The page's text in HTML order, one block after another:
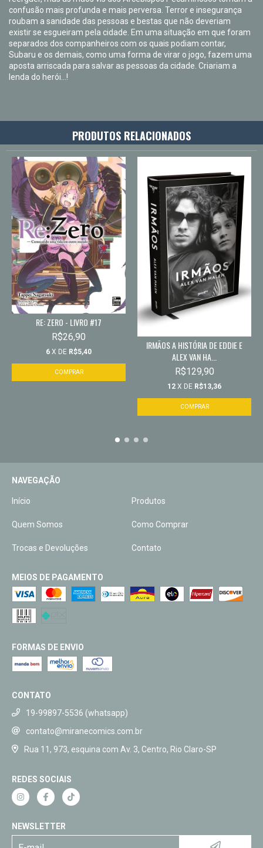
confusão mais profunda e mais perversa. Terror e insegurança
roubam a sanidade das pessoas e bestas que não deveriam
existir se esgueiram pela cidade. Em uma situação em que foram
separados dos companheiros com os quais podiam contar,
Subaru e os demais, como uma forma de virar o jogo, fazem uma
aposta arriscada para salvar as pessoas da cidade. Criariam a
lenda do herói…!
PRODUTOS RELACIONADOS
RE: ZERO - LIVRO #17
R$26,90
6 X DE R$5,40
IRMÃOS A HISTÓRIA DE EDDIE E
ALEX VAN HA...
R$129,90
12 X DE R$13,36
NAVEGAÇÃO
Início Produtos
Quem Somos Como Comprar
Trocas e Devoluções Contato
MEIOS DE PAGAMENTO
FORMAS DE ENVIO
CONTATO
19-99897-5536 (whatsapp)
contato@miranecomics.com.br
Rua 11, 973, esquina com Av. 3, Centro, Rio Claro-SP
REDES SOCIAIS
NEWSLETTER